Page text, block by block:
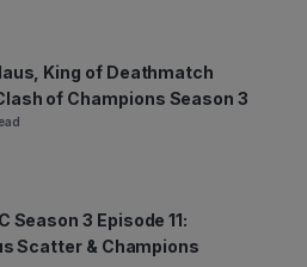
King of Deathmatch
of Champions Season 3
Season 3 Episode 11:
Scatter & Champions